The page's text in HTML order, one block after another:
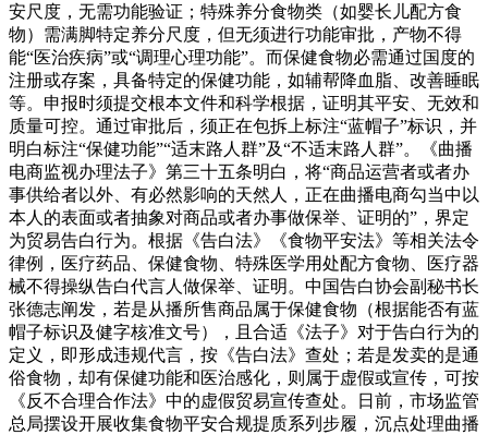
安尺度，无需功能验证；特殊养分食物类（如婴长儿配方食
物）需满脚特定养分尺度，但无须进行功能审批，产物不得
能“医治疾病”或“调理心理功能”。而保健食物必需通过国度的
注册或存案，具备特定的保健功能，如辅帮降血脂、改善睡眠
等。申报时须提交根本文件和科学根据，证明其平安、无效和
质量可控。通过审批后，须正在包拆上标注“蓝帽子”标识，并
明白标注“保健功能”“适末路人群”及“不适末路人群”。《曲播
电商监视办理法子》第三十五条明白，将“商品运营者或者办
事供给者以外、有必然影响的天然人，正在曲播电商勾当中以
本人的表面或者抽象对商品或者办事做保举、证明的”，界定
为贸易告白行为。根据《告白法》《食物平安法》等相关法令
律例，医疗药品、保健食物、特殊医学用处配方食物、医疗器
械不得操纵告白代言人做保举、证明。中国告白协会副秘书长
张德志阐发，若是从播所售商品属于保健食物（根据能否有蓝
帽子标识及健字核准文号），且合适《法子》对于告白行为的
定义，即形成违规代言，按《告白法》查处；若是发卖的是通
俗食物，却有保健功能和医治感化，则属于虚假或宣传，可按
《反不合理合作法》中的虚假贸易宣传查处。日前，市场监管
总局摆设开展收集食物平安合规提质系列步履，沉点处理曲播